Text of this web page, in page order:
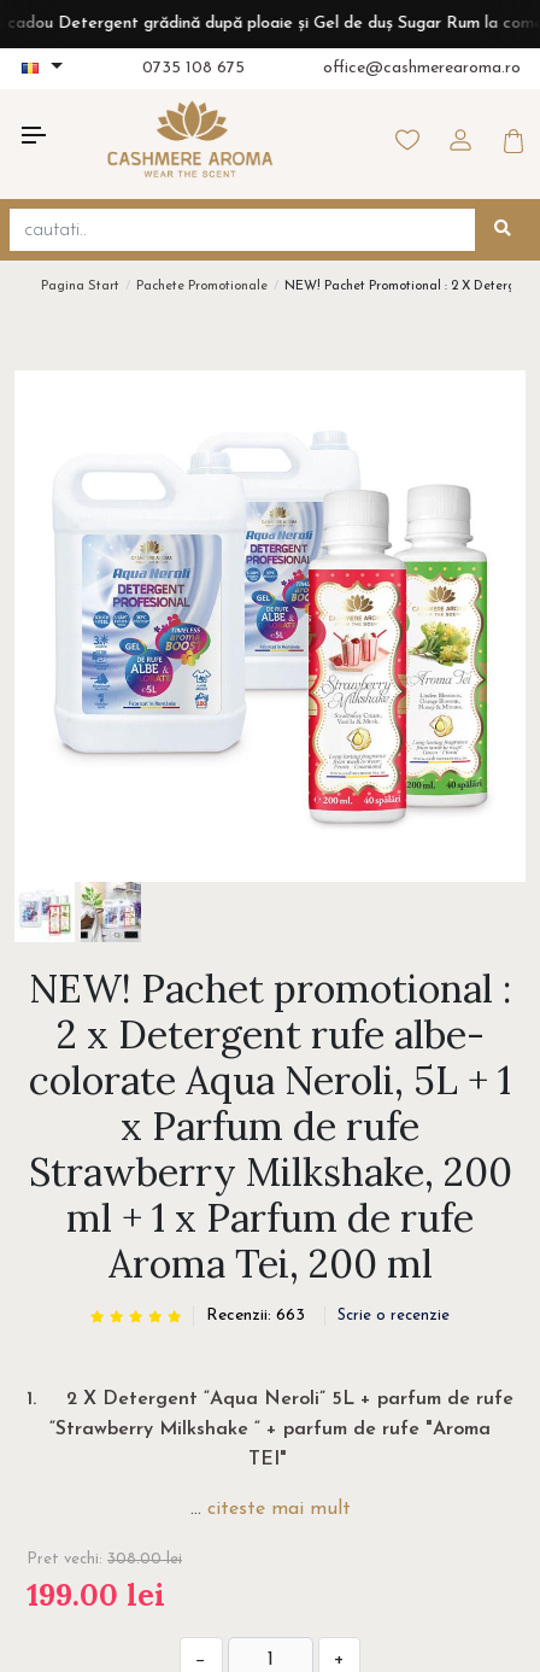
Detergent grădină după ploaie și Gel de duș Sugar Rum la comenzi
0735 108 675 office@cashmerearoma.ro
Pagina Start Pachete Promotionale NEW! Pachet Promotional : 2 X
NEW! Pachet promotional :
2 x Detergent rufe albe-
colorate Aqua Neroli, 5L + 1
x Parfum de rufe
Strawberry Milkshake, 200
ml + 1 x Parfum de rufe
Aroma Tei, 200 ml
Recenzii: 663 Scrie o recenzie
1. 2 X Detergent “Aqua Neroli” 5L + parfum de rufe
“Strawberry Milkshake “ + parfum de rufe "Aroma
TEI"
... citeste mai mult
Pret vechi: 308.00 lei
199.00 lei
− +